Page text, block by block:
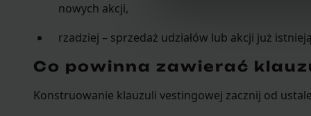
nowych akcji,
rzadziej – sprzedaż udziałów lub akcji już
Co powinna zawierać
Konstruowanie klauzuli vestingowej zacznij od